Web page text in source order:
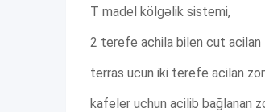
T madel kölgəlik sistemi,
2 terefe achila bilen cut acilan
terras ucun iki terefe acilan
kafeler uchun acilib bağlanan